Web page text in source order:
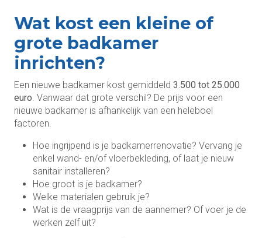
Wat kost een kleine of
grote badkamer
inrichten?
Een nieuwe badkamer kost gemiddeld 3.500 tot 25.000
euro . Vanwaar dat grote verschil? De prijs voor een
nieuwe badkamer is afhankelijk van een heleboel
factoren.
Hoe ingrijpend is je badkamerrenovatie? Vervang je
enkel wand- en/of vloerbekleding, of laat je nieuw
sanitair installeren?
Hoe groot is je badkamer?
Welke materialen gebruik je?
Wat is de vraagprijs van de aannemer? Of voer je de
werken zelf uit?